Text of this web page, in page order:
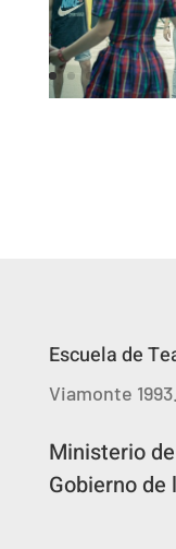
Escuela de
Viamonte
Ministerio
Gobierno de